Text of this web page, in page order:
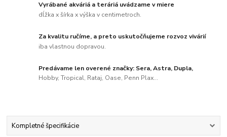
Vyrábané akváriá a teráriá uvádzame v miere
dĺžka x šírka x výška v centimetroch.
Za kvalitu ručíme, a preto uskutočňujeme rozvoz vivárií
iba vlastnou dopravou.
Predávame len overené značky: Sera, Astra, Dupla,
Hobby, Tropical, Rataj, Oase, Penn Plax...
Kompletné špecifikácie